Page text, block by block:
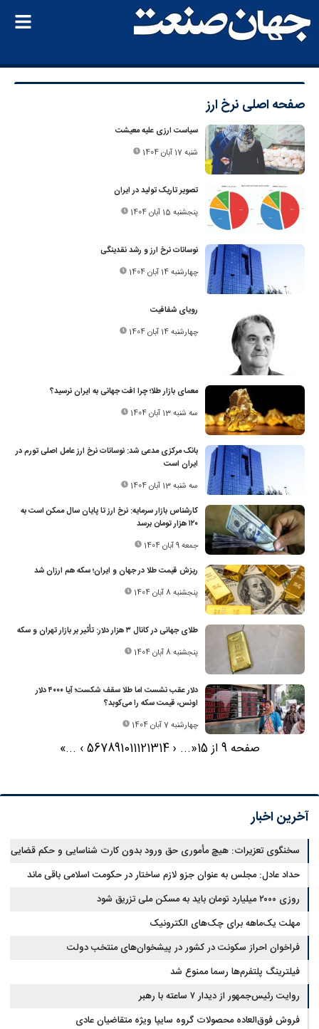
صفحه اصلی نرخ ارز
سیاست ارزی علیه معیشت
شنبه 17 آبان 1404
تصویر تاریک تولید در ایران
پنجشنبه 15 آبان 1404
نوسانات نرخ ارز و رشد نقدینگی
چهارشنبه 14 آبان 1404
رویای شفافیت
چهارشنبه 14 آبان 1404
معمای بازار طلا؛ چرا افت جهانی به ایران نرسید؟
سه شنبه 13 آبان 1404
بانک مرکزی مدعی شد: نوسانات نرخ ارز عامل اصلی تورم در
ایران است
سه شنبه 13 آبان 1404
کارشناس بازار سرمایه: نرخ ارز تا پایان سال ممکن است به
۱۲۰ هزار تومان برسد
جمعه 9 آبان 1404
ریزش قیمت طلا در جهان و ایران؛ سکه هم ارزان شد
پنجشنبه 8 آبان 1404
طلای جهانی در کانال ۳ هزار دلار: تأثیر بر بازار تهران و سکه
پنجشنبه 8 آبان 1404
دلار عقب نشست اما طلا سقف شکست؛ آیا ۴۰۰۰ دلار
اونس، قیمت سکه را می‌کوبد؟
چهارشنبه 7 آبان 1404
صفحه 9 از 15 «
...
‹
567891011121314
›
...
»
آخرین اخبار
سخنگوی تعزیرات: هیچ مأموری حق ورود بدون کارت شناسایی و حکم قضایی
ندارد
حداد عادل: مجلس به عنوان جزو لازم ساختار در حکومت اسلامی باقی ماند
روزی ۲۰۰۰ میلیارد تومان باید به مسکن ملی تزریق شود
مهلت یک‌ماهه برای چک‌های الکترونیک
فراخوان احراز سکونت در کشور در پیشخوان‌های منتخب دولت
فیلترینگ پلتفرم‌ها رسما ممنوع شد
روایت رئیس‌جمهور از دیدار ۷ ساعته با رهبر
فروش فوق‌العاده محصولات گروه سایپا ویژه متقاضیان عادی